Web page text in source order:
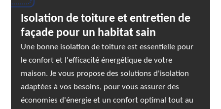
Isolation de toiture et entretien de
façade pour un habitat sain
Une bonne isolation de toiture est essentielle pour
le confort et l'efficacité énergétique de votre
maison. Je vous propose des solutions d'isolation
adaptées à vos besoins, pour vous assurer des
économies d'énergie et un confort optimal tout au